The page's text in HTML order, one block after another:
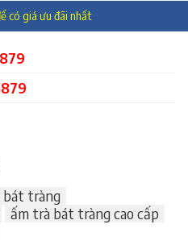
có giá ưu đãi nhất
bát tràng
ấm trà bát tràng cao cấp